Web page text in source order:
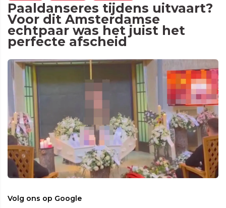
Paaldanseres tijdens uitvaart?
Voor dit Amsterdamse
echtpaar was het juist het
perfecte afscheid
Volg ons op Google